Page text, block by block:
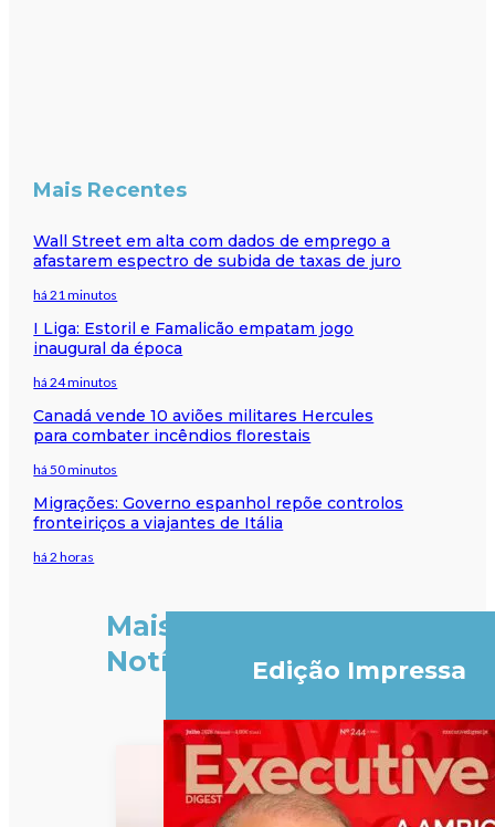
Mais Recentes
Wall Street em alta com dados de emprego a
afastarem espectro de subida de taxas de juro
há 21 minutos
I Liga: Estoril e Famalicão empatam jogo
inaugural da época
há 24 minutos
Canadá vende 10 aviões militares Hercules
para combater incêndios florestais
há 50 minutos
Migrações: Governo espanhol repõe controlos
fronteiriços a viajantes de Itália
há 2 horas
Mais
Notícias
Edição Impressa